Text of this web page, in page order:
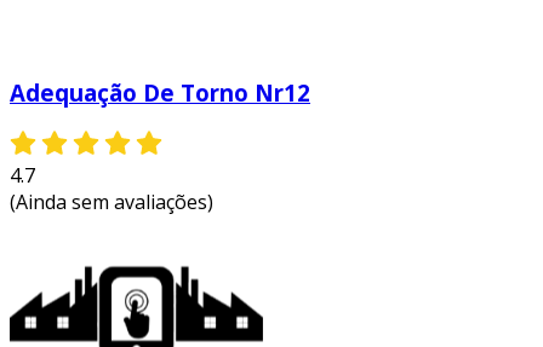
Adequação De Torno Nr12
4.7
(Ainda sem avaliações)